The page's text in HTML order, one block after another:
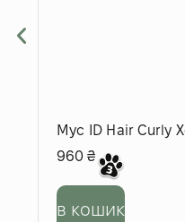
Мус ID Hair Curly
960 ₴
в кошик